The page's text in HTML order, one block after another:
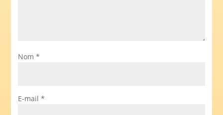
Nom *
E-mail *